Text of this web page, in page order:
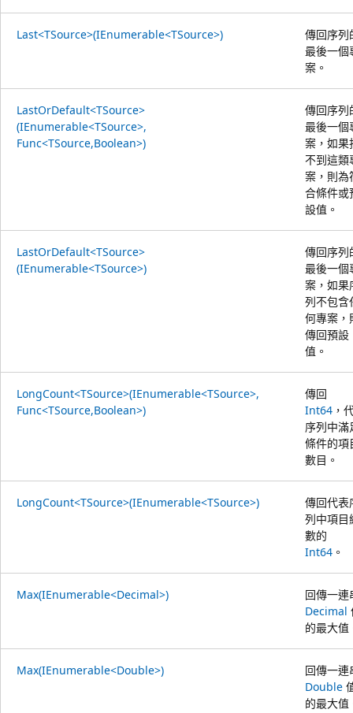
Last<TSource>(IEnumerable<TSource>)
傳回序列
最後一個
案。
LastOrDefault<TSource>
(IEnumerable<TSource>,
Func<TSource,Boolean>)
傳回序列
最後一個
案，如果
不到這類
案，則為
合條件或
設值。
LastOrDefault<TSource>
(IEnumerable<TSource>)
傳回序列
最後一個
案，如果
列不包含
何專案，
傳回預設
值。
LongCount<TSource>(IEnumerable<TSource>,
Func<TSource,Boolean>)
傳回
Int64 ，
序列中滿
條件的項
數目。
LongCount<TSource>(IEnumerable<TSource>)
傳回代表
列中項目
數的
Int64 。
Max(IEnumerable<Decimal>)
回傳一連
Decimal
的最大值
Max(IEnumerable<Double>)
回傳一連
Double
的最大值